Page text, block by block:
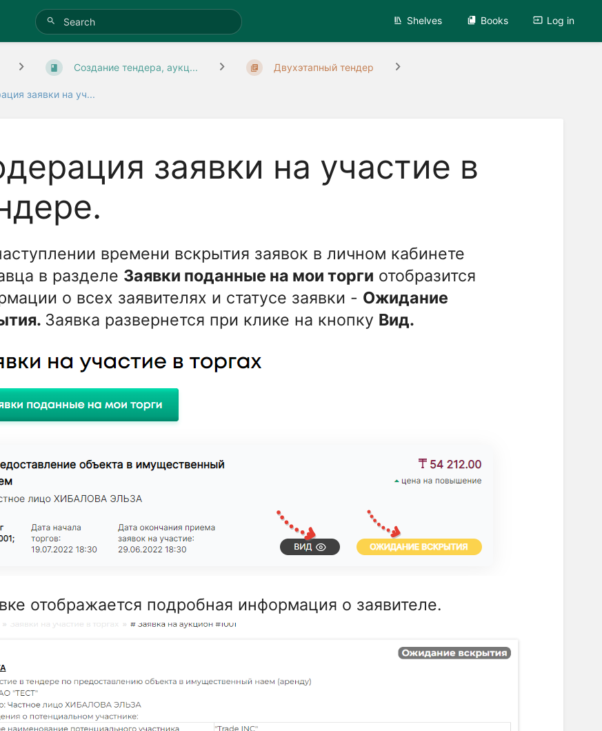
Shelves Books Log in
Создание тендера, аукц... Двухэтапный тендер
заявки на уч...
заявки на участие в
времени вскрытия заявок в личном кабинете
в разделе Заявки поданные на мои торги отобразится
о всех заявителях и статусе заявки - Ожидание
Заявка развернется при клике на кнопку Вид.
отображается подробная информация о заявителе.